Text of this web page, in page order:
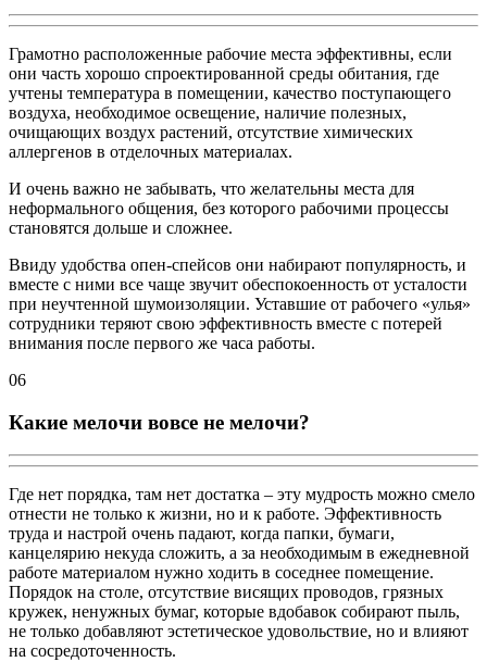
Грамотно расположенные рабочие места эффективны, если
они часть хорошо спроектированной среды обитания, где
учтены температура в помещении, качество поступающего
воздуха, необходимое освещение, наличие полезных,
очищающих воздух растений, отсутствие химических
аллергенов в отделочных материалах.
И очень важно не забывать, что желательны места для
неформального общения, без которого рабочими процессы
становятся дольше и сложнее.
Ввиду удобства опен-спейсов они набирают популярность, и
вместе с ними все чаще звучит обеспокоенность от усталости
при неучтенной шумоизоляции. Уставшие от рабочего «улья»
сотрудники теряют свою эффективность вместе с потерей
внимания после первого же часа работы.
06
Какие мелочи вовсе не мелочи?
Где нет порядка, там нет достатка – эту мудрость можно смело
отнести не только к жизни, но и к работе. Эффективность
труда и настрой очень падают, когда папки, бумаги,
канцелярию некуда сложить, а за необходимым в ежедневной
работе материалом нужно ходить в соседнее помещение.
Порядок на столе, отсутствие висящих проводов, грязных
кружек, ненужных бумаг, которые вдобавок собирают пыль,
не только добавляют эстетическое удовольствие, но и влияют
на сосредоточенность.